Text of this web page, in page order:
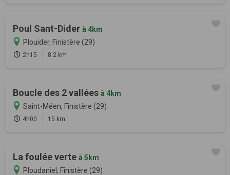
Poul Sant-Dider à 4km
Plouider, Finistère (29)
2h15 8.2 km
Boucle des 2 vallées à 4km
Saint-Méen, Finistère (29)
4h00 15 km
La foulée verte à 5km
Ploudaniel, Finistère (29)